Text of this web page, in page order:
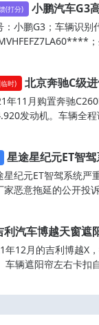
上不去。快充时频繁
功率很低，无法正常
力突然下降，容易引
安全隐患。我是车辆第
从未拆卸、改动高压电
主说明车辆以往全部
官方4S店完成。我到
确认动力电池存在故
提供三电质保。该拆
成，已经拨打厂家
单，但问题一直没有
诉求：1、要求奇瑞厂
包规定，对故障动力
修。2、如果厂家仍
我出具加盖公章的书
望厂家区域售后负责
动与我联系处理，不
敷衍回复。
(打分)
小鹏汽车G3
中断，存在严重
：小鹏G3；车辆识别
年4月；行驶里程：
连公路六合段正常高
h，天气正常。无
受限，整车动力完全
驶，被迫滞留行车道。
有油液渗漏。故障检
权服务中心举升检测
：驱动电机与减速器
内部，导致电机绝缘
高压系统触发保护机
。缺陷说明与佐证：
G3车型中大量集中出
平台可查询到多条同
车主投诉。故障链条
2019-2021款多个年
故障成因指向动力集
时)
北京奔驰C级
移致发动机严重
维修
年11月购置奔驰
发动机。车辆全程
改装、无人为损坏。
至购车4S店检修。门
轴位置偏移，告知需
。我先后5次电话、微
测报告，门店推诿漠视
得知，该型号发动
滤网存在先天设计缺
塞机油油道，会引发
驰德国总部2024年6
告，国内厂家同年8
，对2024年7月前出
星途星纪元ET智
缺陷，4S店反复
星纪元ET智驾系统严
家恶意拖延的公开投
家、相关监管部门及
年12月提车当日至
打“高阶智驾”的车型
一场长达一年多、危
今天，我站出来发声，
友正视该车型存在的
利汽车博越天窗遮
店需自费维修
年12月的吉利博越X
车辆遮阳帘左右卡扣
说质保4年10万公里，
5000。车辆才4年多
病一过保没多久就会